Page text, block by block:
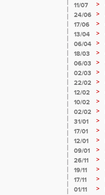
11/07 >
24/06 >
17/06 >
13/04 >
06/04 >
18/03
>
06/03 >
02/03
>
22/02 >
12/02 >
10/02 >
02/02
>
31/01 >
17/01
>
12/01 >
09/01
>
26/11 >
19/11 >
17/11
>
01/11
>